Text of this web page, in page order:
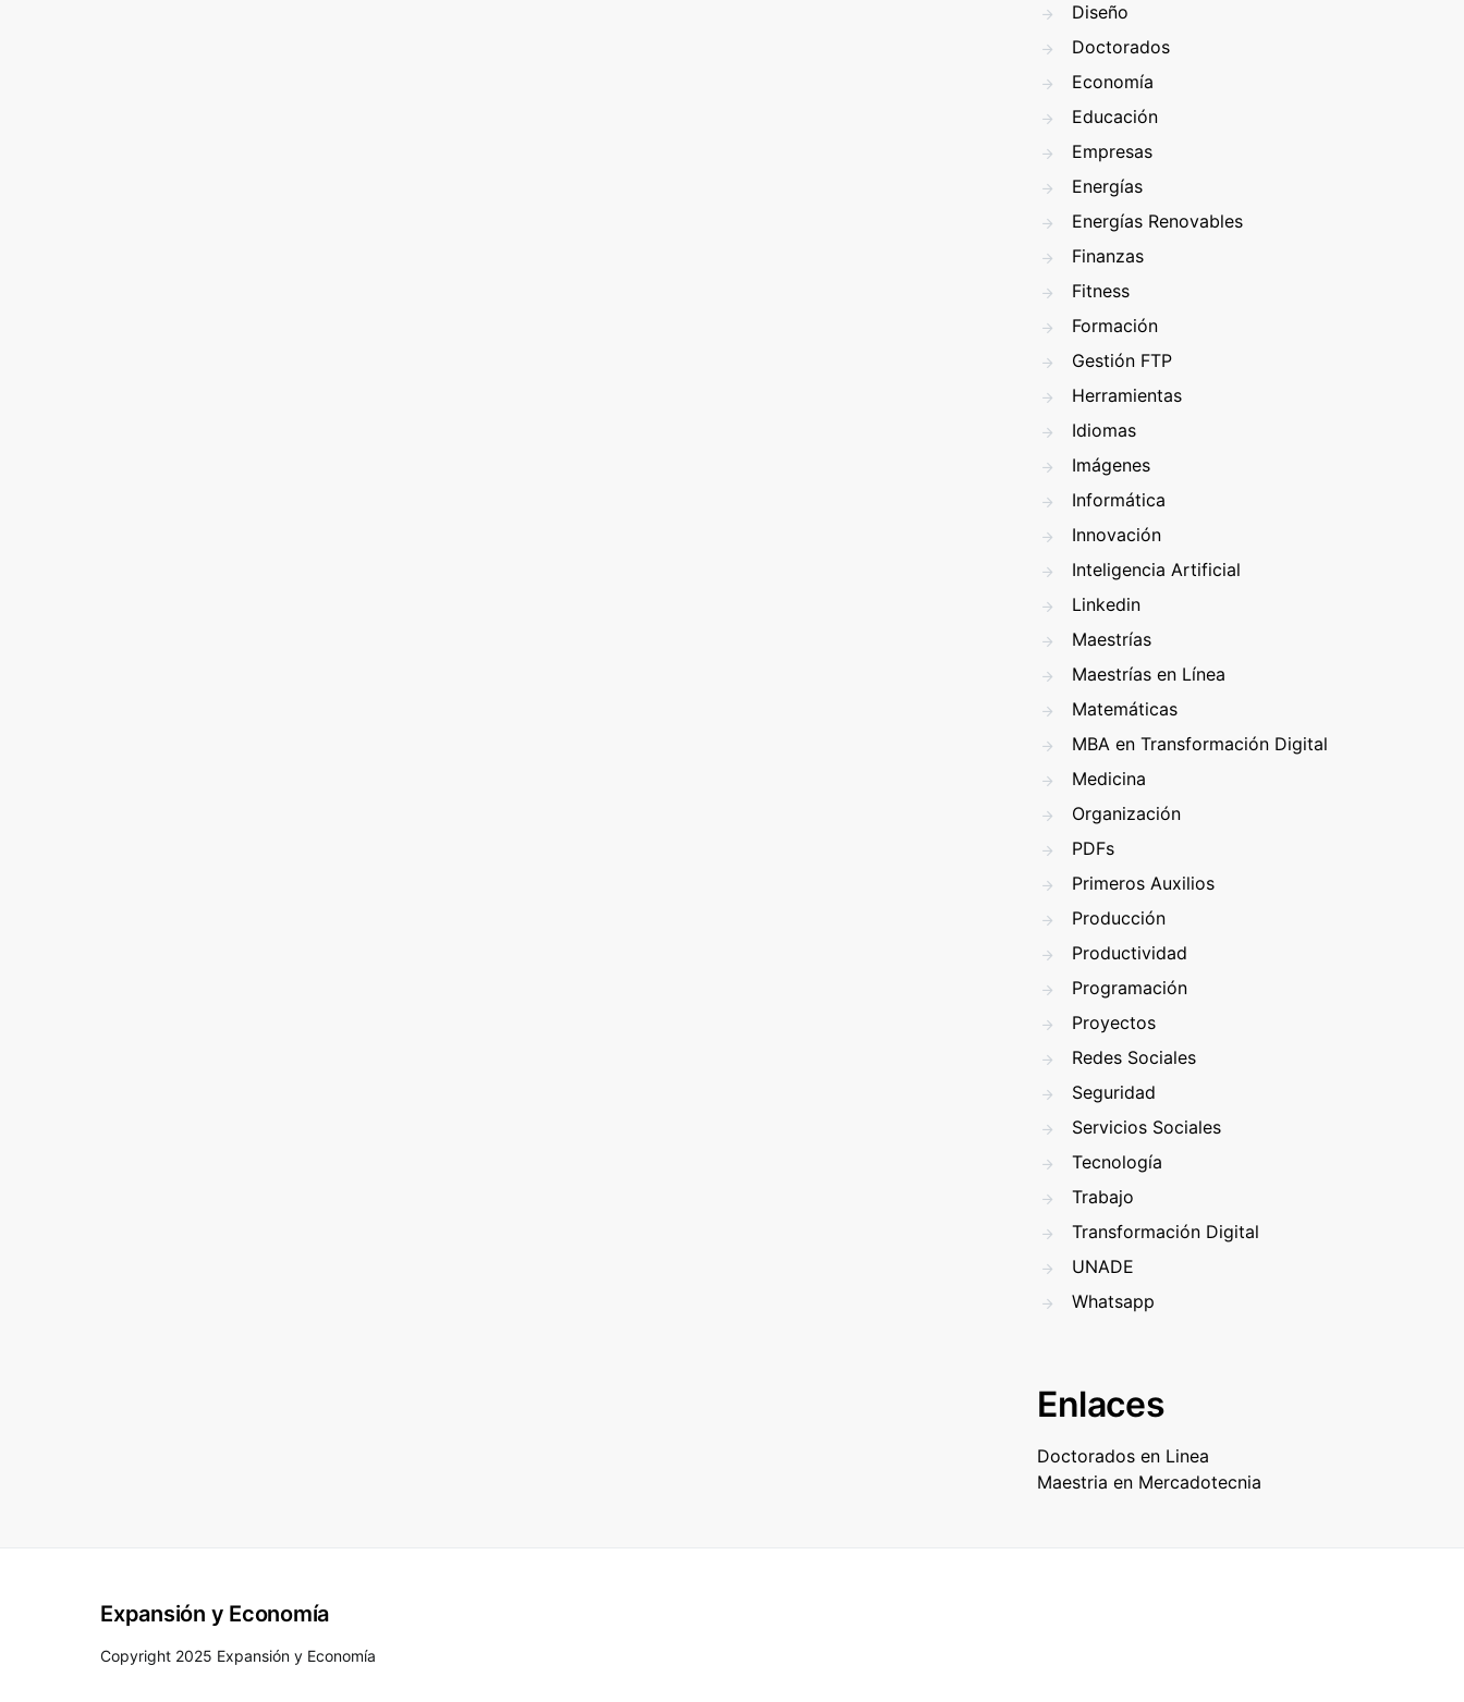
Diseño
Doctorados
Economía
Educación
Empresas
Energías
Energías Renovables
Finanzas
Fitness
Formación
Gestión FTP
Herramientas
Idiomas
Imágenes
Informática
Innovación
Inteligencia Artificial
Linkedin
Maestrías
Maestrías en Línea
Matemáticas
MBA en Transformación Digital
Medicina
Organización
PDFs
Primeros Auxilios
Producción
Productividad
Programación
Proyectos
Redes Sociales
Seguridad
Servicios Sociales
Tecnología
Trabajo
Transformación Digital
UNADE
Whatsapp
Enlaces
Doctorados en Linea
Maestria en Mercadotecnia
Expansión y Economía
Copyright 2025 Expansión y Economía